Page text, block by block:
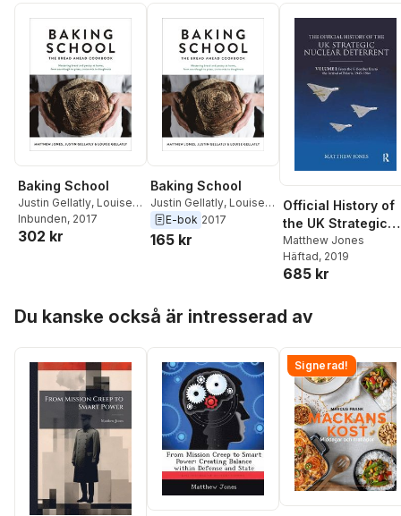
Baking School
Justin Gellatly, Louise
Gellatly,Matthew
Jones
Inbunden, 2017
302 kr
Baking School
Justin Gellatly, Louise
Gellatly,Matthew
Jones
E-bok 2017
165 kr
Official History of
the UK Strategic
Nuclear Deterrent
Matthew Jones
Häftad, 2019
685 kr
Du kanske också är intresserad av
Signerad!